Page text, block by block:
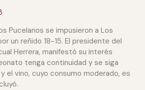
Pucelanos se impusieron a Los
un reñido 18-15. El presidente del
Herrera, manifestó su interés
tenga continuidad y se siga
el vino, cuyo consumo moderado, es